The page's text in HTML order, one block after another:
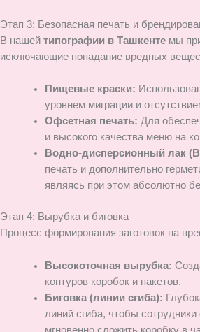
Этап 3: Безопасная печать и
В нашей типографии в Ташкенте мы
исключающие попадание вредных
Пищевые краски:
уровнем миграции и
Офсетная печать: Для
и высокого качества меню на
Водно-дисперсионный лак
печать и дополнительно
являясь при этом абсолютно
Этап 4: Вырубка и биговка
Процесс формирования заготовок на
Высокоточная вырубка:
контуров коробок и пакетов.
Биговка (линии сгиба):
линий сгиба, чтобы
мгновенно сложить коробку в